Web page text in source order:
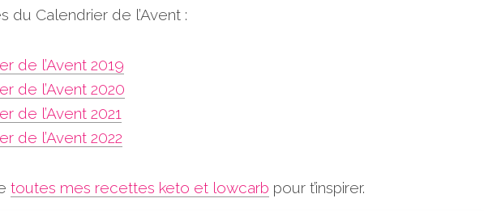
du Calendrier de l’Avent :
de l’Avent 2019
de l’Avent 2020
de l’Avent 2021
de l’Avent 2022
toutes mes recettes keto et lowcarb pour t’inspirer.